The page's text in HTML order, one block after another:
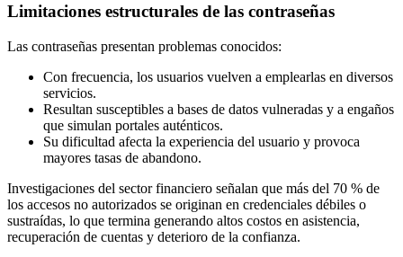
Limitaciones estructurales de las contraseñas
Las contraseñas presentan problemas conocidos:
Con frecuencia, los usuarios vuelven a emplearlas en diversos
servicios.
Resultan susceptibles a bases de datos vulneradas y a engaños
que simulan portales auténticos.
Su dificultad afecta la experiencia del usuario y provoca
mayores tasas de abandono.
Investigaciones del sector financiero señalan que más del 70 % de
los accesos no autorizados se originan en credenciales débiles o
sustraídas, lo que termina generando altos costos en asistencia,
recuperación de cuentas y deterioro de la confianza.